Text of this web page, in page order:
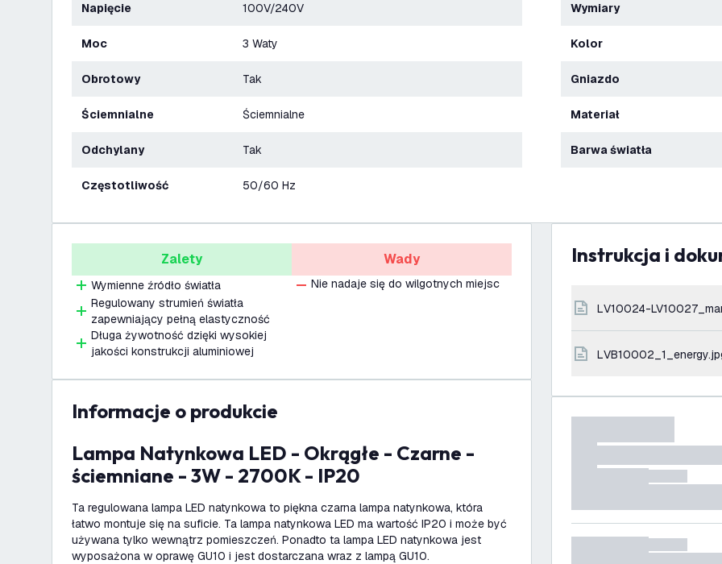
Napięcie 100V/240V
Moc 3 Waty
Obrotowy Tak
Ściemnialne Ściemnialne
Odchylany Tak
Częstotliwość 50/60 Hz
Wymiary
Kolor
Gniazdo
Materiał
Barwa światła
Zalety
Wymienne źródło światła
Regulowany strumień światła
zapewniający pełną elastyczność
Długa żywotność dzięki wysokiej
jakości konstrukcji aluminiowej
Wady
Nie nadaje się do wilgotnych miejsc
informacje o produkcie
Lampa Natynkowa LED - Okrągłe - Czarne -
ściemniane - 3W - 2700K - IP20
Ta regulowana lampa LED natynkowa to piękna czarna lampa natynkowa, która
łatwo montuje się na suficie. Ta lampa natynkowa LED ma wartość IP20 i może być
używana tylko wewnątrz pomieszczeń. Ponadto ta lampa LED natynkowa jest
wyposażona w oprawę GU10 i jest dostarczana wraz z lampą GU10.
Instrukcja i
LV10024-